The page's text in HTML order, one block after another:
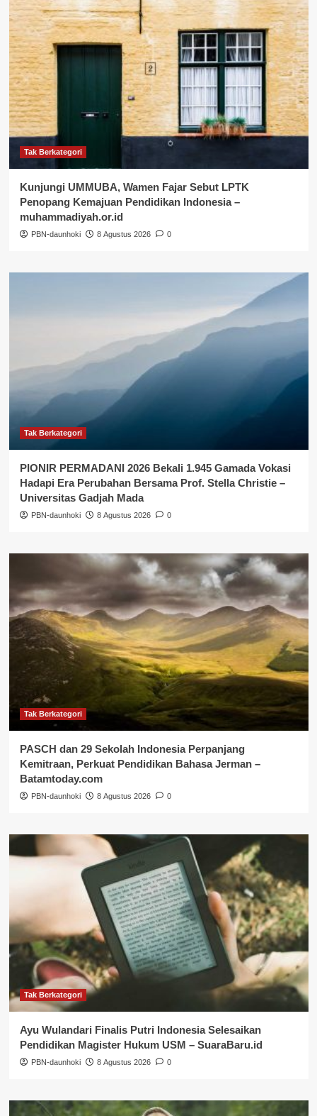
Tak Berkategori
Kunjungi UMMUBA, Wamen Fajar Sebut LPTK
Penopang Kemajuan Pendidikan Indonesia –
muhammadiyah.or.id
PBN-daunhoki 8 Agustus 2026 0
Tak Berkategori
PIONIR PERMADANI 2026 Bekali 1.945 Gamada Vokasi
Hadapi Era Perubahan Bersama Prof. Stella Christie –
Universitas Gadjah Mada
PBN-daunhoki 8 Agustus 2026 0
Tak Berkategori
PASCH dan 29 Sekolah Indonesia Perpanjang
Kemitraan, Perkuat Pendidikan Bahasa Jerman –
Batamtoday.com
PBN-daunhoki 8 Agustus 2026 0
Tak Berkategori
Ayu Wulandari Finalis Putri Indonesia Selesaikan
Pendidikan Magister Hukum USM – SuaraBaru.id
PBN-daunhoki 8 Agustus 2026 0